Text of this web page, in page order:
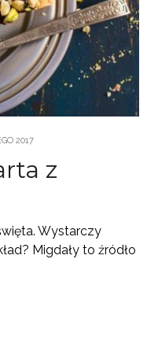
2017
z
Wystarczy
Migdały to źródło